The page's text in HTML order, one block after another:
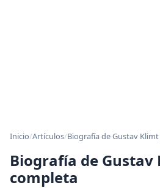
Inicio/Artículos/Biografía de Gustav
Biografía de Gustav
completa